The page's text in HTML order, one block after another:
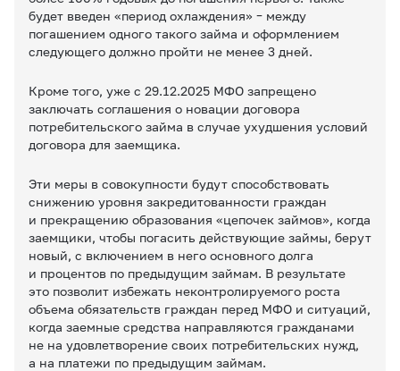
будет введен «период охлаждения» – между
погашением одного такого займа и оформлением
следующего должно пройти не менее 3 дней.
Кроме того, уже с 29.12.2025 МФО запрещено
заключать соглашения о новации договора
потребительского займа в случае ухудшения условий
договора для заемщика.
Эти меры в совокупности будут способствовать
снижению уровня закредитованности граждан
и прекращению образования «цепочек займов», когда
заемщики, чтобы погасить действующие займы, берут
новый, с включением в него основного долга
и процентов по предыдущим займам. В результате
это позволит избежать неконтролируемого роста
объема обязательств граждан перед МФО и ситуаций,
когда заемные средства направляются гражданами
не на удовлетворение своих потребительских нужд,
а на платежи по предыдущим займам.